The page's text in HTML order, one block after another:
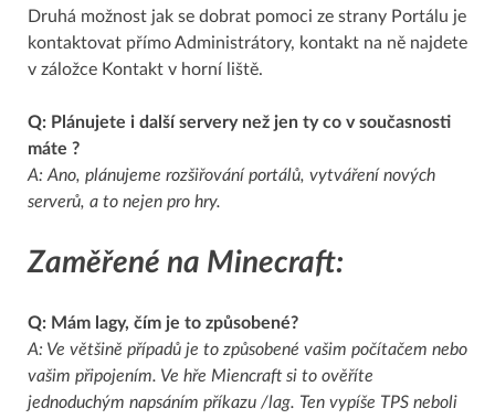
Druhá možnost jak se dobrat pomoci ze strany Portálu je
kontaktovat přímo Administrátory, kontakt na ně najdete
v záložce Kontakt v horní liště.
Q: Plánujete i další servery než jen ty co v současnosti
máte ?
A: Ano, plánujeme rozšiřování portálů, vytváření nových
serverů, a to nejen pro hry.
Zaměřené na Minecraft:
Q: Mám lagy, čím je to způsobené?
A: Ve většině případů je to způsobené vašim počítačem nebo
vašim připojením. Ve hře Miencraft si to ověříte
jednoduchým napsáním příkazu /lag. Ten vypíše TPS neboli